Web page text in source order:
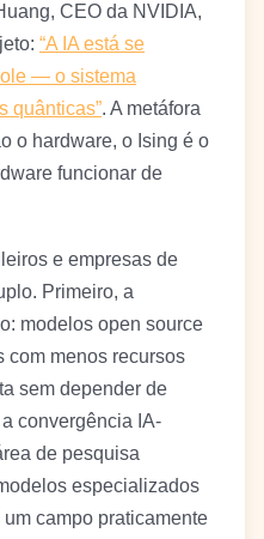
CEO da NVIDIA,
“A IA está se
— o sistema
quânticas”. A metáfora
o hardware, o Ising é o
funcionar de
e empresas de
Primeiro, a
modelos open source
com menos recursos
sem depender de
convergência IA-
de pesquisa
especializados
campo praticamente